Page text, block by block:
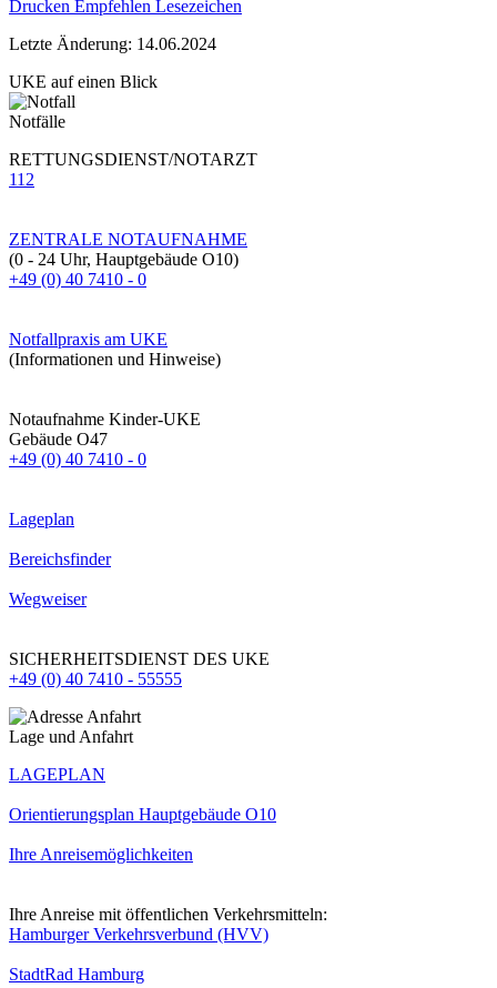
Drucken Empfehlen Lesezeichen
Letzte Änderung: 14.06.2024
UKE auf einen Blick
Notfälle
RETTUNGSDIENST/NOTARZT
112
ZENTRALE NOTAUFNAHME
(0 - 24 Uhr, Hauptgebäude O10)
+49 (0) 40 7410 - 0
Notfallpraxis am UKE
(Informationen und Hinweise)
Notaufnahme Kinder-UKE
Gebäude O47
+49 (0) 40 7410 - 0
Lageplan
Bereichsfinder
Wegweiser
SICHERHEITSDIENST DES UKE
+49 (0) 40 7410 - 55555
Lage und Anfahrt
LAGEPLAN
Orientierungsplan Hauptgebäude O10
Ihre Anreisemöglichkeiten
Ihre Anreise mit öffentlichen Verkehrsmitteln:
Hamburger Verkehrsverbund (HVV)
StadtRad Hamburg